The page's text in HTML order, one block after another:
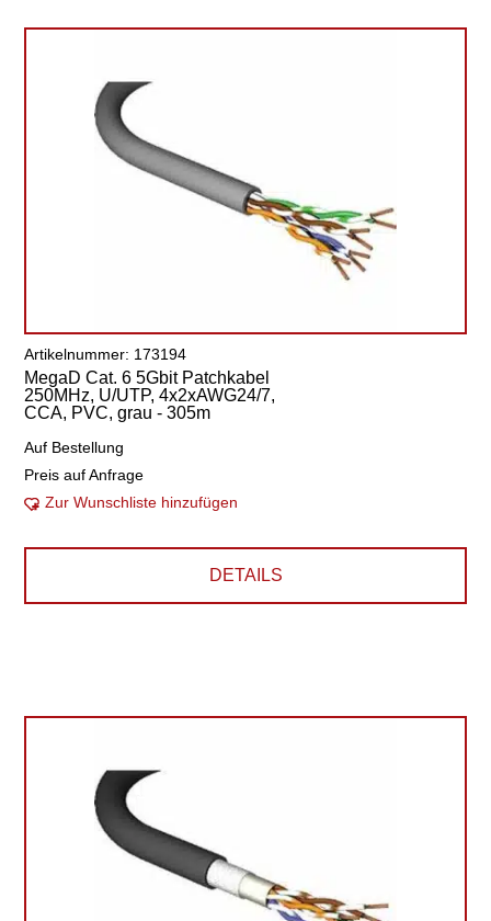
Artikelnummer: 173194
MegaD Cat. 6 5Gbit Patchkabel
250MHz, U/UTP, 4x2xAWG24/7,
CCA, PVC, grau - 305m
Auf Bestellung
Preis auf Anfrage
Zur Wunschliste hinzufügen
DETAILS